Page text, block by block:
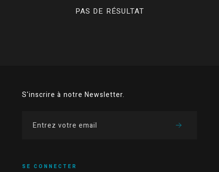
PAS DE RÉSULTAT
S'inscrire à notre Newsletter.
SE CONNECTER